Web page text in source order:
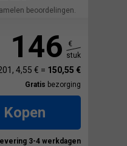
beoordelingen.
146
€
stuk
4,55 € = 150,55 €
Gratis bezorging
Kopen
3-4 werkdagen